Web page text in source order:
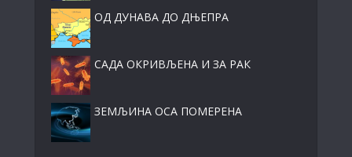
ОД ДУНАВА ДО ДЊЕПРА
САДА ОКРИВЉЕНА И ЗА РАК
ЗЕМЉИНА ОСА ПОМЕРЕНА